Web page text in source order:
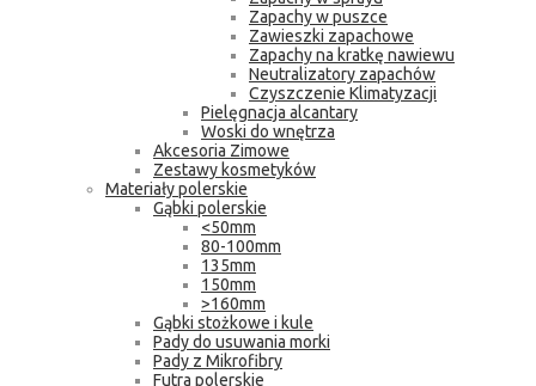
Zapachy w puszce
Zawieszki zapachowe
Zapachy na kratkę nawiewu
Neutralizatory zapachów
Czyszczenie Klimatyzacji
Pielęgnacja alcantary
Woski do wnętrza
Akcesoria Zimowe
Zestawy kosmetyków
Materiały polerskie
Gąbki polerskie
<50mm
80-100mm
135mm
150mm
>160mm
Gąbki stożkowe i kule
Pady do usuwania morki
Pady z Mikrofibry
Futra polerskie